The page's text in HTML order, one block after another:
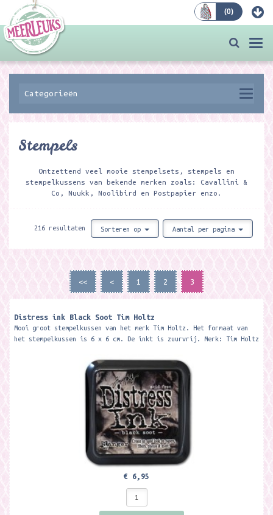
(0)
Categorieën
Stempels
Ontzettend veel mooie stempelsets, stempels en
stempelkussens van bekende merken zoals: Cavallini &
Co, Nuukk, Noolibird en Postpapier enzo.
216 resultaten Sorteren op Aantal per pagina
<< < 1 2 3
Distress ink Black Soot Tim Holtz
Mooi groot stempelkussen van het merk Tim Holtz. Het formaat van
het stempelkussen is 6 x 6 cm. De inkt is zuurvrij. Merk: Tim Holtz
€ 6,95